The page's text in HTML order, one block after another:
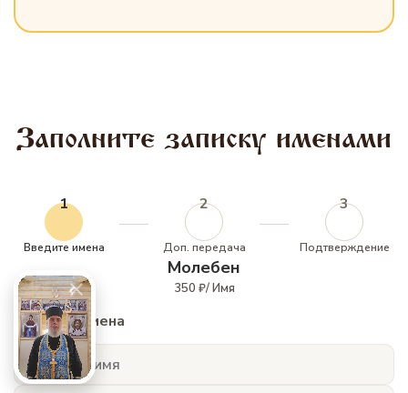
Заполните записку именами
1
Введите имена
2
Доп. передача
3
Подтверждение
Молебен
350 ₽/ Имя
Укажите имена